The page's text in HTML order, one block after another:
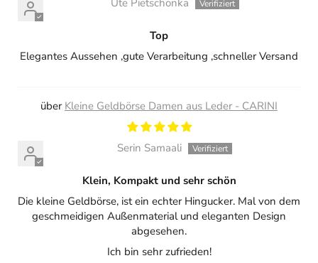
Ute Pietschonka
Top
Elegantes Aussehen ,gute Verarbeitung ,schneller Versand
Kleine Geldbörse Damen aus Leder - CARINI
Serin Samaali
Klein, Kompakt und sehr schön
Die kleine Geldbörse, ist ein echter Hingucker. Mal von dem
geschmeidigen Außenmaterial und eleganten Design
abgesehen.
Ich bin sehr zufrieden!